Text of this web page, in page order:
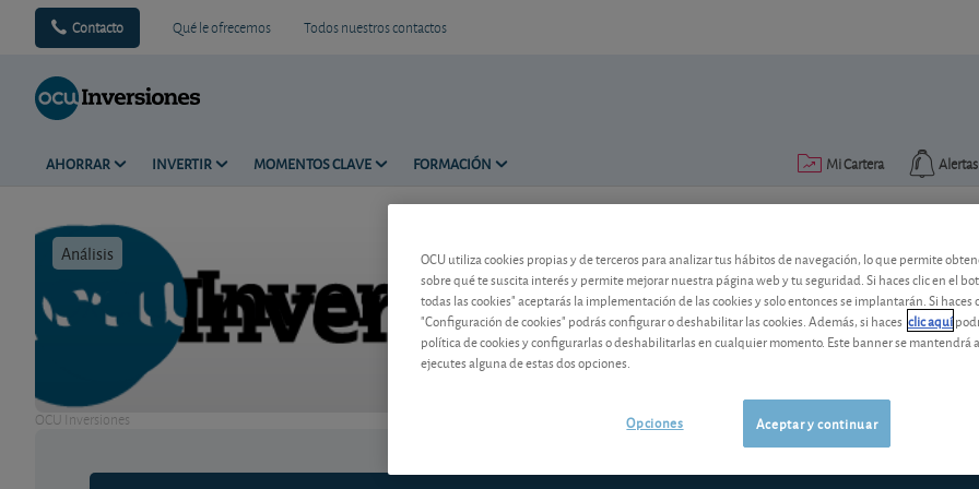
Contacto Qué le ofrecemos Todos nuestros contactos
AHORRAR INVERTIR MOMENTOS CLAVE FORMACIÓN Alertas
Mi Cartera
Análisis Tiempo de lectura: 4 min.
OCU Inversiones
Panorama: inquietud
El Reino Unido y el Brexit, Italia y sus
“chalecos amarillos” … En el Viejo
OCU utiliza cookies propias y de terceros para analizar tus hábitos de navegación, lo que permite
sobre qué te suscita interés y permite mejorar nuestra página web y tu seguridad. Si haces clic en el
todas las cookies" aceptarás la implementación de las cookies y solo entonces se implantarán. Si haces
"Configuración de cookies" podrás configurar o deshabilitar las cookies. Además, si haces clic aquí
política de cookies y configurarlas o deshabilitarlas en cualquier momento. Este banner se mantendrá
ejecutes alguna de estas dos opciones.
Aceptar y continuar
Opciones